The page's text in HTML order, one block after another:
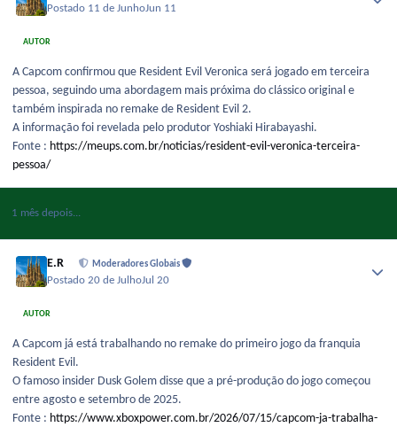
Postado 11 de JunhoJun 11
AUTOR
A Capcom confirmou que Resident Evil Veronica será jogado em terceira
pessoa, seguindo uma abordagem mais próxima do clássico original e
também inspirada no remake de Resident Evil 2.
A informação foi revelada pelo produtor Yoshiaki Hirabayashi.
Fonte : https://meups.com.br/noticias/resident-evil-veronica-terceira-
pessoa/
1 mês depois...
E.R Moderadores Globais
Postado20 de JulhoJul 20
AUTOR
A Capcom já está trabalhando no remake do primeiro jogo da franquia
Resident Evil.
O famoso insider Dusk Golem disse que a pré-produção do jogo começou
entre agosto e setembro de 2025.
Fonte : https://www.xboxpower.com.br/2026/07/15/capcom-ja-trabalha-